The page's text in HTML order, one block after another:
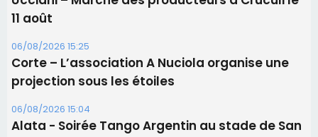
05/08/2026 09:53
Biguglia : messe de la Sainte-Marie et
procession le 14 août
31/07/2026 08:24
Tennis - Début ce week-end du tournoi du
RCPV